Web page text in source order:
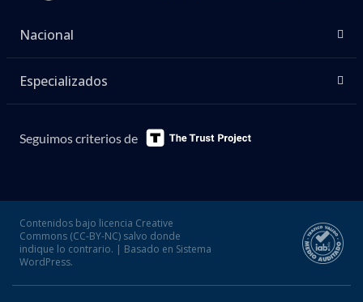
Nacional
Especializados
Seguimos criterios de
Contenidos bajo licencia Creative
Commons (CC-BY-NC) salvo donde
indique lo contrario. | Basado en Sistema
WordPress.